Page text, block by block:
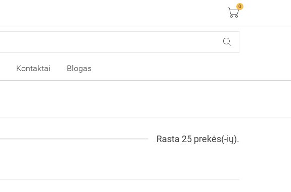
Krepšelis
0
Kontaktai Blogas
Rasta 25 prekės(-ių).